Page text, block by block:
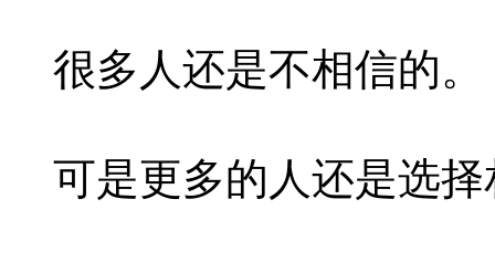
很多人还是不相信的。
可是更多的人还是选择